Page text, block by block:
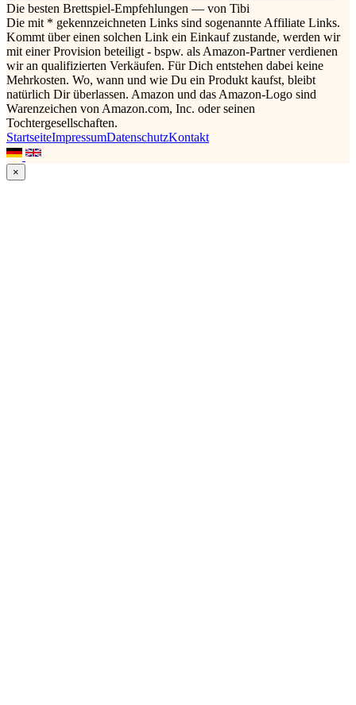
Die besten Brettspiel-Empfehlungen — von Tibi
Die mit * gekennzeichneten Links sind sogenannte Affiliate Links.
Kommt über einen solchen Link ein Einkauf zustande, werden wir
mit einer Provision beteiligt - bspw. als Amazon-Partner verdienen
wir an qualifizierten Verkäufen. Für Dich entstehen dabei keine
Mehrkosten. Wo, wann und wie Du ein Produkt kaufst, bleibt
natürlich Dir überlassen. Amazon und das Amazon-Logo sind
Warenzeichen von Amazon.com, Inc. oder seinen
Tochtergesellschaften.
StartseiteImpressumDatenschutzKontakt
×